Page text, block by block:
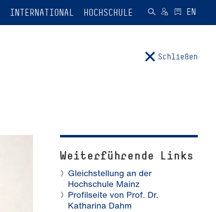
INTERNATIONAL HOCHSCHULE
Schließen
Weiterführende Links
Gleichstellung an der
Hochschule Mainz
Profilseite von Prof. Dr.
Katharina Dahm